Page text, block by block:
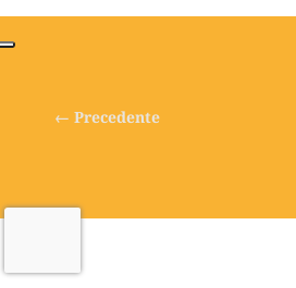
← Precedente